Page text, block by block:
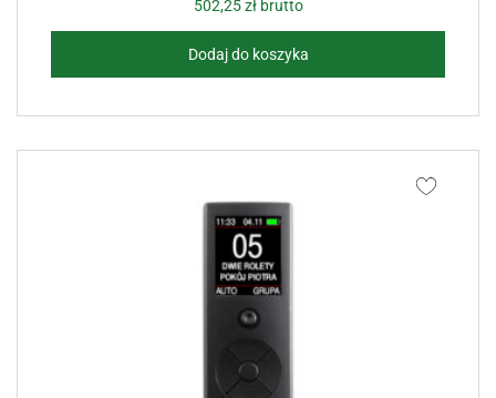
502,25złbrutto
Dodaj do koszyka